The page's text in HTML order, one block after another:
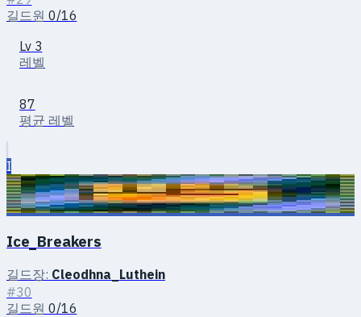
길드원 0/16
Lv 3
레벨
87
평균 레벨
I
Ice_Breakers
길드장: Cleodhna_Luthein
#30
길드원 0/16